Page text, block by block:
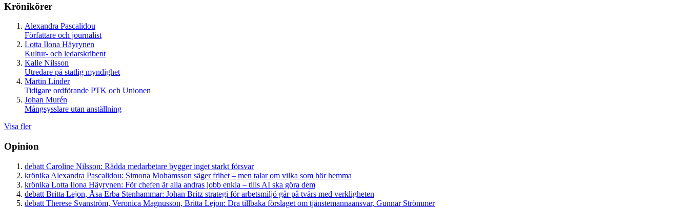
Krönikörer
Alexandra Pascalidou
Författare och journalist
Lotta Ilona Häyrynen
Kultur- och ledarskribent
Kalle Nilsson
Utredare på statlig myndighet
Martin Linder
Tidigare ordförande PTK och Unionen
Johan Murén
Mångsysslare utan anställning
Visa fler
Opinion
debatt Caroline Nilsson: Rädda medarbetare bygger inget starkt försvar
krönika Alexandra Pascalidou: Simona Mohamsson säger frihet – men talar om vilka som hör hemma
krönika Lotta Ilona Häyrynen: För chefen är alla andras jobb enkla – tills AI ska göra dem
debatt Britta Lejon, Åsa Erba Stenhammar: Johan Britz strategi för arbetsmiljö går på tvärs med verkligheten
debatt Therese Svanström, Veronica Magnusson, Britta Lejon: Dra tillbaka förslaget om tjänstemannaansvar, Gunnar Strömmer